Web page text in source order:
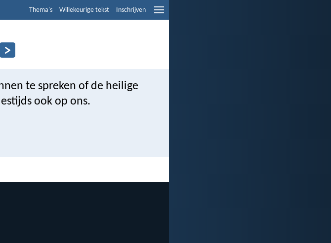
Thema's Willekeurige tekst Inschrijven
te spreken of de heilige
ook op ons.